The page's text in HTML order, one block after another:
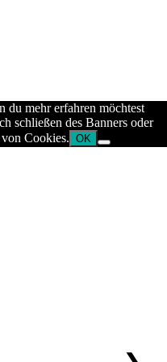
du mehr erfahren möchtest
schließen des Banners oder
Cookies. OK